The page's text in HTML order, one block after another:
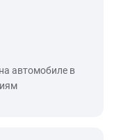
автомобиле в